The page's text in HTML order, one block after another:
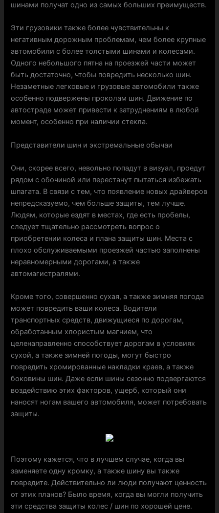
шинами получат одно из самых больших преимуществ.
Эти грузовики также более чувствительны к
негативным дорожным проблемам, чем более крупные
автомобили с более толстыми шинами и колесами.
Одного небольшого пятна на проезжей части может
быть достаточно, чтобы повредить несколько шин.
Незаметные легковые и грузовые автомобили также
особенно подвержены проколам шин. Движение по
автостраде может привести к затруднениям в любой
момент, особенно при наличии стекла.
Представители шин и экстремальные обычаи
Они, скорее всего, невольно попадут в визуал, проедут
рядом с обочиной или перестанут пытаться избежать
шпагата. В связи с тем, что появление новых драйверов
непредсказуемо, чем больше защиты, тем лучше.
Людям, которые ездят в местах, где есть пробелы,
следует тщательно рассмотреть вопрос о
приобретении колеса и плана защиты шин. Места с
плохо обслуживаемыми проезжей частью заполнены
неравномерными дорогами, а также
автомагистралями.
Кроме того, совершенно сухая, а также зимняя погода
может повредить ваши колеса. Водители
транспортных средств, движущиеся по дорогам,
обработанным хлористым магнием, что
целенаправленно способствует дорогам в условиях
сухой, а также зимней погоды, могут быстро
повредить хромированные накладки краев, а также
боковины шин. Даже если шины сезонно подвергаются
воздействию этих факторов, ущерб, который они
наносят ногам вашего автомобиля, может потребовать
защиты.
Поэтому кажется, что в лучшем случае, когда вы
заменяете одну кромку, а также шину вы также
повредите. Действительно ли люди получают ценность
от этих планов? Было время, когда вы могли получить
эти средства защиты колес / шин по хорошей цене.